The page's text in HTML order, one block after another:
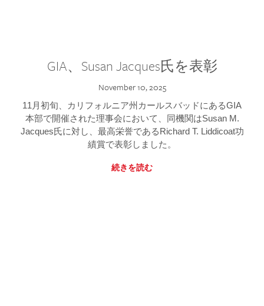
GIA、Susan Jacques氏を表彰
November 10, 2025
11月初旬、カリフォルニア州カールスバッドにあるGIA
本部で開催された理事会において、同機関はSusan M.
Jacques氏に対し、最高栄誉であるRichard T. Liddicoat功
績賞で表彰しました。
続きを読む